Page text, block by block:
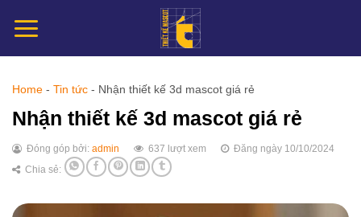
đến
Home - Tin tức - Nhận thiết kế 3d mascot giá rẻ
Nhận thiết kế 3d mascot giá rẻ
Đóng góp bởi: admin 637 lượt xem
Đăng ngày 10/10/2024
Chia sẻ: